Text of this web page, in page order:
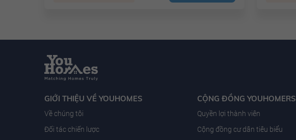
GIỚI THIỆU VỀ YOUHOMES
Về chúng tôi
Đối tác chiến lược
CỘNG ĐỒNG YOUHOMERS
Quyền lợi thành viên
Cộng đồng cư dân tiêu biểu